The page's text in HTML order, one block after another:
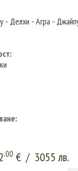
- Делхи - Агра -
.00 € / 3055лв.